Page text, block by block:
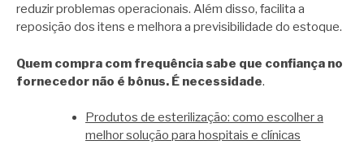
reduzir problemas operacionais. Além disso, facilita a
reposição dos itens e melhora a previsibilidade do estoque.
Quem compra com frequência sabe que confiança no
fornecedor não é bônus. É necessidade.
Produtos de esterilização: como escolher a
melhor solução para hospitais e clínicas